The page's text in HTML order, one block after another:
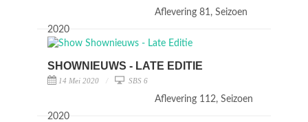
Aflevering 81, Seizoen
2020
SHOWNIEUWS - LATE EDITIE
14 Mei 2020 SBS 6
Aflevering 112, Seizoen
2020